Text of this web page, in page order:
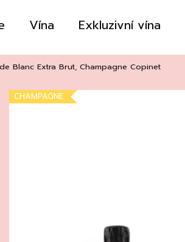
Vína Exkluzivní vína
Blanc Extra Brut, Champagne Copinet
CHAMPAGNE
Co potřebujete najít?